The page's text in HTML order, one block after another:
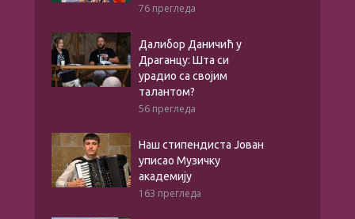
76 прегледа
Далибор Даничић у
Драганцу: Шта си
урадио са својим
талантом?
56 прегледа
Наш стипендиста Јован
уписао Музичку
академију
163 прегледа